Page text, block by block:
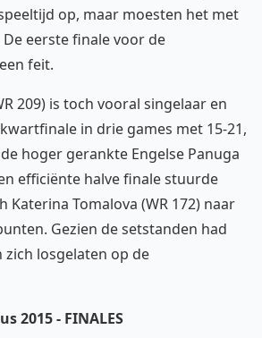
op, maar moesten het met
eerste finale voor de
feit.
209) is toch vooral singelaar en
in drie games met 15-21,
hoger gerankte Engelse Panuga
efficiënte halve finale stuurde
Katerina Tomalova (WR 172) naar
Gezien de setstanden had
zich losgelaten op de
2015 - FINALES